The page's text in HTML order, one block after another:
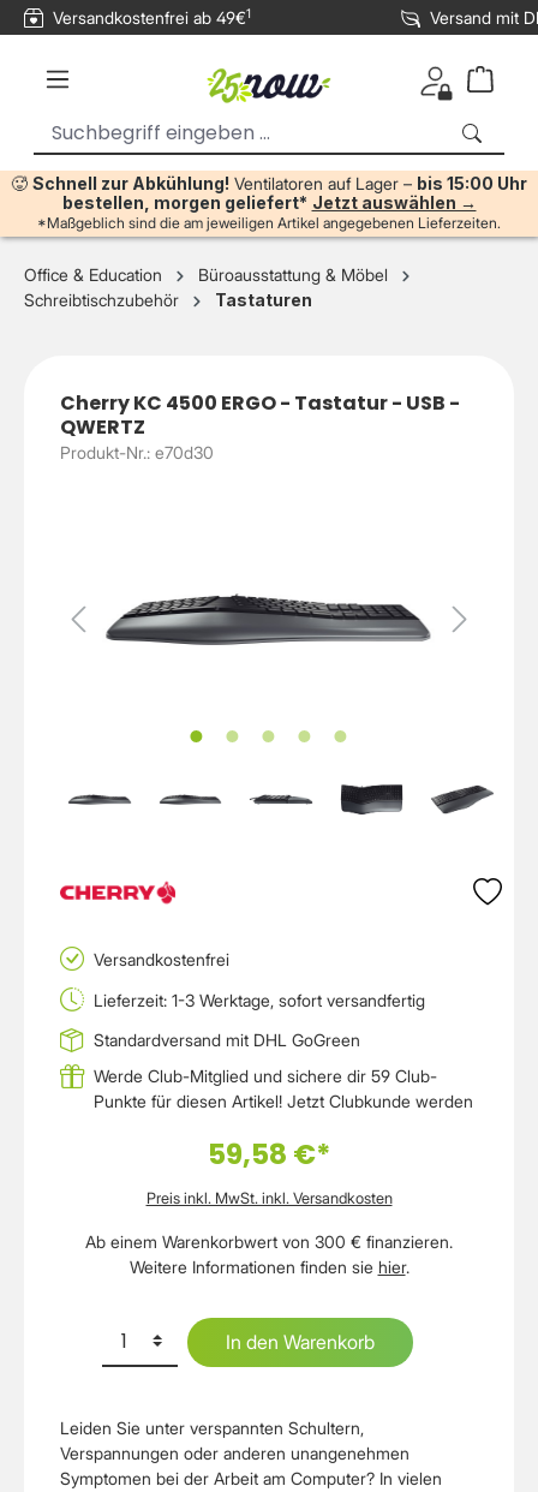
springen
Versandkostenfrei ab 49€1 Versand mit
🥵 Schnell zur Abkühlung! Ventilatoren auf Lager – bis 15:00 Uhr
bestellen, morgen geliefert* Jetzt auswählen →
*Maßgeblich sind die am jeweiligen Artikel angegebenen Lieferzeiten.
Office & Education
Büroausstattung & Möbel
Schreibtischzubehör
Tastaturen
Cherry KC 4500 ERGO - Tastatur - USB -
QWERTZ
Produkt-Nr.: e70d30
Leiden Sie unter verspannten Schultern,
Verspannungen oder anderen unangenehmen
Symptomen bei der Arbeit am Computer? In vielen
Versandkostenfrei
Lieferzeit: 1-3 Werktage, sofort versandfertig
Standardversand mit DHL GoGreen
Werde Club-Mitglied und sichere dir 59 Club-
Punkte für diesen Artikel! Jetzt Clubkunde werden
59,58 €*
Preis inkl. MwSt. inkl. Versandkosten
Ab einem Warenkorbwert von 300 € finanzieren.
Weitere Informationen finden sie hier.
In den Warenkorb